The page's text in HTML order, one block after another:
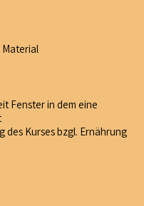
Material
Fenster in dem eine
des Kurses bzgl. Ernährung